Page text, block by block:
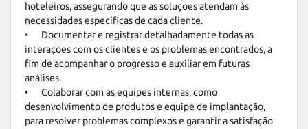
hoteleiros, assegurando que as soluções atendam às
necessidades específicas de cada cliente.
•	Documentar e registrar detalhadamente todas as
interações com os clientes e os problemas encontrados, a
fim de acompanhar o progresso e auxiliar em futuras
análises.
•	Colaborar com as equipes internas, como
desenvolvimento de produtos e equipe de implantação,
para resolver problemas complexos e garantir a satisfação